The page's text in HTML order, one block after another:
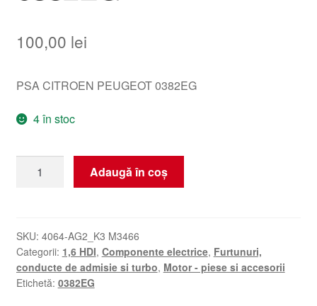
100,00 lei
PSA CITROEN PEUGEOT 0382EG
4 în stoc
Turbo
HDi
Citroën
Peugeot
0382EG
Adaugă în coș
SKU: 4064-AG2_K3 M3466
Categorii: 1,6 HDI, Componente electrice, Furtunuri,
conducte de admisie si turbo, Motor - piese si accesorii
Etichetă: 0382EG